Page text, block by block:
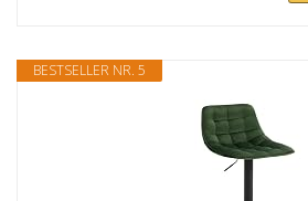
BESTSELLER NR. 5